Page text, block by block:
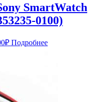
SmartWatch
0100)
₽Текущая
цена:
Подробнее